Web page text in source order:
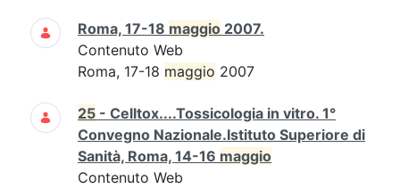
Roma, 17-18 maggio 2007.
Contenuto Web
Roma, 17-18 maggio 2007
25 - Celltox....Tossicologia in vitro. 1°
Convegno Nazionale.Istituto Superiore di
Sanità, Roma, 14-16 maggio
Contenuto Web